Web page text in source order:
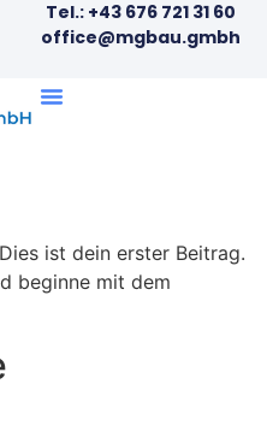
Tel.: +43 676 721 31 60
office@mgbau.gmbh
ist dein erster Beitrag.
beginne mit dem